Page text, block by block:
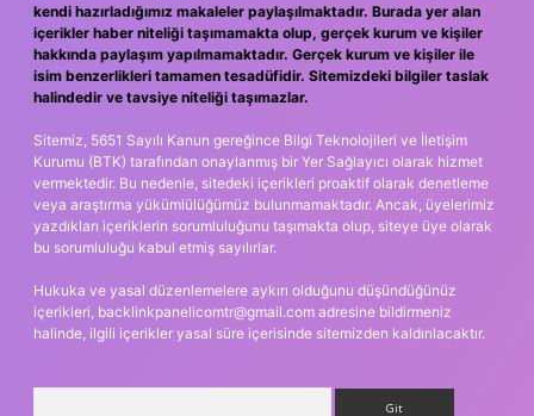
kendi hazırladığımız makaleler paylaşılmaktadır. Burada yer alan
içerikler haber niteliği taşımamakta olup, gerçek kurum ve kişiler
hakkında paylaşım yapılmamaktadır. Gerçek kurum ve kişiler ile
isim benzerlikleri tamamen tesadüfidir. Sitemizdeki bilgiler taslak
halindedir ve tavsiye niteliği taşımazlar.
Sitemiz, 5651 Sayılı Kanun gereğince Bilgi Teknolojileri ve İletişim
Kurumu (BTK) tarafından onaylanmış bir Yer Sağlayıcı olarak hizmet
vermektedir. Bu nedenle, sitedeki içerikleri proaktif olarak denetleme
veya araştırma yükümlülüğümüz bulunmamaktadır. Ancak, üyelerimiz
yazdıkları içeriklerin sorumluluğunu taşımakta olup, siteye üye olarak
bu sorumluluğu kabul etmiş sayılırlar.
Hukuka ve yasal düzenlemelere aykırı olduğunu düşündüğünüz
içerikleri, backlinkpanelicomtr@gmail.com adresine bildirmeniz
halinde, ilgili içerikler yasal süre içerisinde sitemizden kaldırılacaktır.